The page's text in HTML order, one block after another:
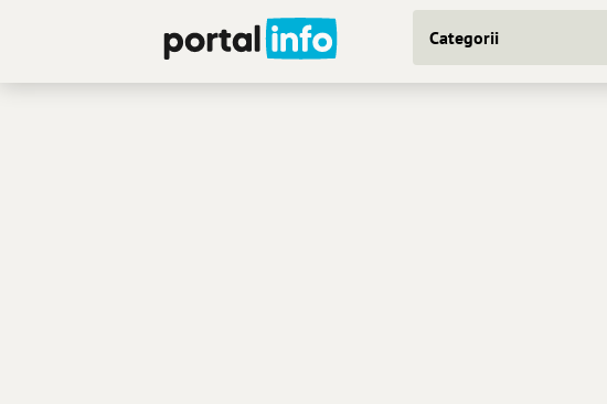
Categorii